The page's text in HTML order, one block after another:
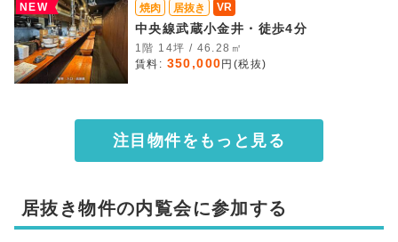
NEW 焼肉 居抜き VR
中央線武蔵小金井・徒歩4分
1階 14坪 / 46.28㎡
賃料: 350,000 円(税抜)
注目物件をもっと見る
居抜き物件の内覧会に参加する